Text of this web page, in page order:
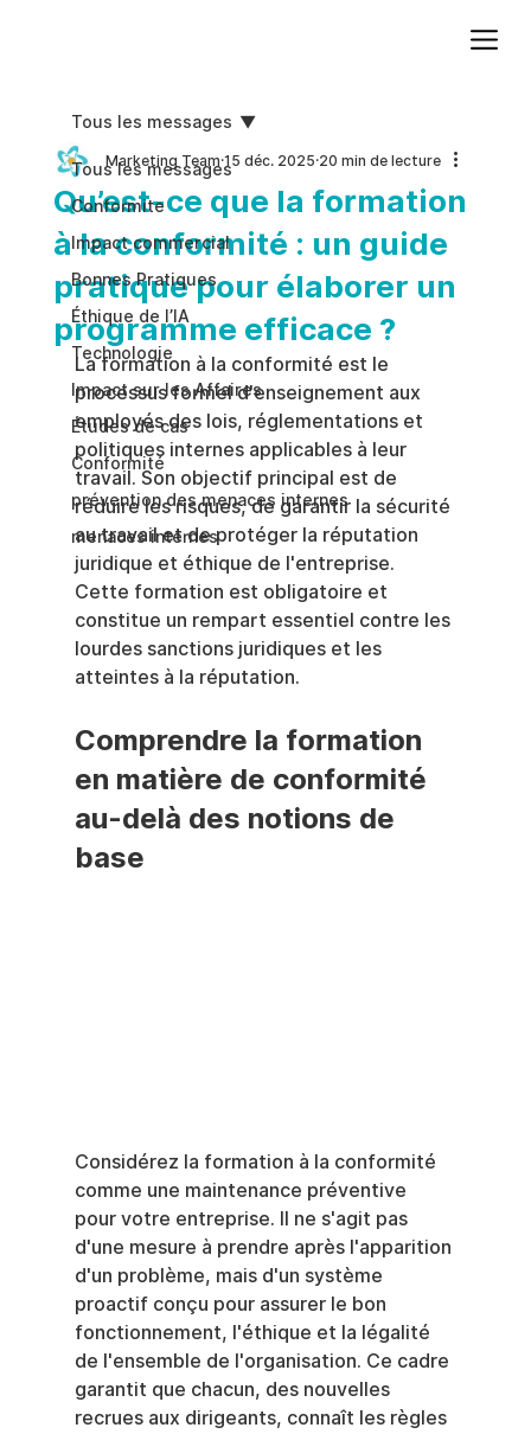
Tous les messages
Conformite
Impact commercial
Bonnes Pratiques
Éthique de l’IA
Technologie
Impact sur les Affaires
Études de cas
Conformité
prévention des menaces internes
menaces internes
Tous les messages
Qu’est-ce que la formation
à la conformité : un guide
pratique pour élaborer un
programme efficace ?
Marketing Team 15 déc. 2025 20 min de lecture
La formation à la conformité est le
processus formel d'enseignement aux
employés des lois, réglementations et
politiques internes applicables à leur
travail. Son objectif principal est de
réduire les risques, de garantir la sécurité
au travail et de protéger la réputation
juridique et éthique de l'entreprise.
Cette formation est obligatoire et
constitue un rempart essentiel contre les
lourdes sanctions juridiques et les
atteintes à la réputation.
Comprendre la formation
en matière de conformité
au-delà des notions de
base
Considérez la formation à la conformité
comme une maintenance préventive
pour votre entreprise. Il ne s'agit pas
d'une mesure à prendre après l'apparition
d'un problème, mais d'un système
proactif conçu pour assurer le bon
fonctionnement, l'éthique et la légalité
de l'ensemble de l'organisation. Ce cadre
garantit que chacun, des nouvelles
recrues aux dirigeants, connaît les règles